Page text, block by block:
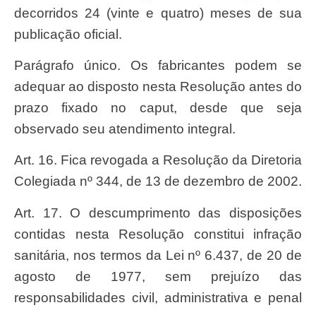
decorridos 24 (vinte e quatro) meses de sua
publicação oficial.
Parágrafo único. Os fabricantes podem se
adequar ao disposto nesta Resolução antes do
prazo fixado no caput, desde que seja
observado seu atendimento integral.
Art. 16. Fica revogada a Resolução da Diretoria
Colegiada nº 344, de 13 de dezembro de 2002.
Art. 17. O descumprimento das disposições
contidas nesta Resolução constitui infração
sanitária, nos termos da Lei nº 6.437, de 20 de
agosto de 1977, sem prejuízo das
responsabilidades civil, administrativa e penal